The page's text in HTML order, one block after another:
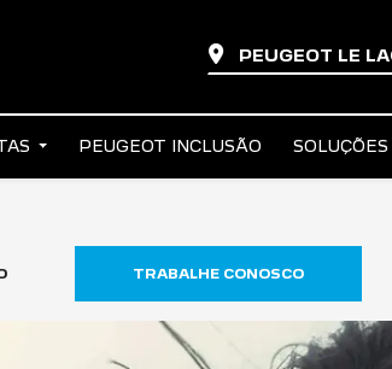
PEUGEOT LE
PEUGEOT INCLUSÃO
TRABALHE CONOSCO